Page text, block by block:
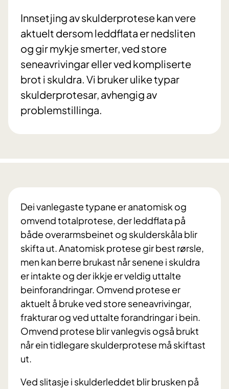
Innsetjing av skulderprotese kan vere
aktuelt dersom leddflata er nedsliten
og gir mykje smerter, ved store
seneavrivingar eller ved kompliserte
brot i skuldra. Vi bruker ulike typar
skulderprotesar, avhengig av
problemstillinga.
Dei vanlegaste typane er anatomisk og
omvend totalprotese, der leddflata på
både overarmsbeinet og skulderskåla blir
skifta ut. Anatomisk protese gir best rørsle,
men kan berre brukast når senene i skuldra
er intakte og der ikkje er veldig uttalte
beinforandringar. Omvend protese er
aktuelt å bruke ved store seneavrivingar,
frakturar og ved uttalte forandringar i bein.
Omvend protese blir vanlegvis også brukt
når ein tidlegare skulderprotese må skiftast
ut.
Ved slitasje i skulderleddet blir brusken på